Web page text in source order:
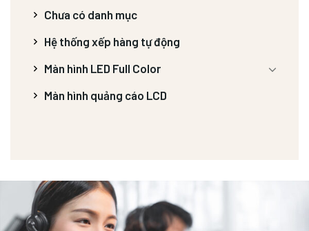
Chưa có danh mục
Hệ thống xếp hàng tự động
Màn hình LED Full Color
Màn hình quảng cáo LCD